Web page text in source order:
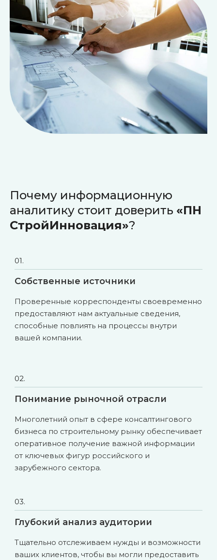
Почему информационную
аналитику стоит доверить «ПН
СтройИнновация»?
01.
Собственные источники
Проверенные корреспонденты своевременно
предоставляют нам актуальные сведения,
способные повлиять на процессы внутри
вашей компании.
02.
Понимание рыночной отрасли
Многолетний опыт в сфере консалтингового
бизнеса по строительному рынку обеспечивает
оперативное получение важной информации
от ключевых фигур российского и
зарубежного сектора.
03.
Глубокий анализ аудитории
Тщательно отслеживаем нужды и возможности
ваших клиентов, чтобы вы могли предоставить